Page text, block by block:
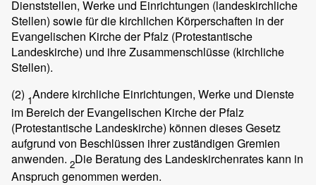
Dienststellen, Werke und Einrichtungen (landeskirchliche
Stellen) sowie für die kirchlichen Körperschaften in der
Evangelischen Kirche der Pfalz (Protestantische
Landeskirche) und ihre Zusammenschlüsse (kirchliche
Stellen).
(2) 1Andere kirchliche Einrichtungen, Werke und Dienste
im Bereich der Evangelischen Kirche der Pfalz
(Protestantische Landeskirche) können dieses Gesetz
aufgrund von Beschlüssen ihrer zuständigen Gremien
anwenden. 2Die Beratung des Landeskirchenrates kann in
Anspruch genommen werden.